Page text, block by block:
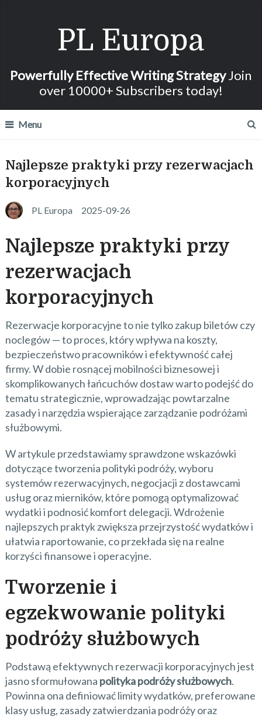
PL Europa
Powerfully Effective Writing StrategyJoin
over 10000+ Subscribers today!
Menu
Najlepsze praktyki przy rezerwacjach
korporacyjnych
PL Europa 2025-09-26
Najlepsze praktyki przy
rezerwacjach
korporacyjnych
Rezerwacje korporacyjne to nie tylko zakup biletów czy
noclegów — to proces, który wpływa na koszty,
bezpieczeństwo pracowników i efektywność całej
firmy. W dobie rosnącej mobilności biznesowej i
skomplikowanych łańcuchów dostaw warto podejść do
tematu strategicznie, wprowadzając powtarzalne
zasady i narzędzia wspierające zarządzanie podróżami
służbowymi.
W artykule przedstawiamy sprawdzone wskazówki
dotyczące tworzenia polityki podróży, wyboru
systemów rezerwacyjnych, negocjacji z dostawcami
usług oraz mierników, które pomogą optymalizować
wydatki i podnosić komfort delegacji. Wdrożenie
najlepszych praktyk zwiększa przejrzystość wydatków i
ułatwia raportowanie, co przekłada się na realne
korzyści finansowe i operacyjne.
Tworzenie i
egzekwowanie polityki
podróży służbowych
Podstawą efektywnych rezerwacji korporacyjnych jest
jasno sformułowana polityka podróży służbowych.
Powinna ona definiować limity wydatków, preferowane
klasy usług, zasady zatwierdzania podróży oraz